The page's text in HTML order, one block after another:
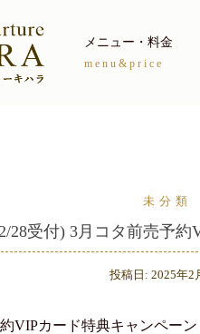
メニュー・料金
menu&price
未分類
28受付) 3月コタ前売予約
投稿日:2025年2
VIPカード特典キャンペー